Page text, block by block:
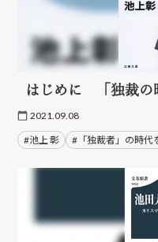
はじめに 「独裁の
2021.09.08
#池上 彰 #「独裁者」の時代